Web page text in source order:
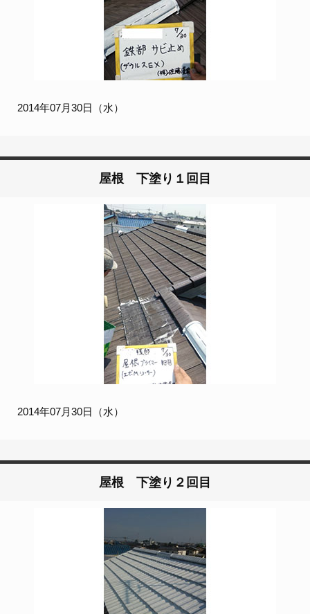
2014年07月30日（水）
屋根 下塗り１回目
2014年07月30日（水）
屋根 下塗り２回目